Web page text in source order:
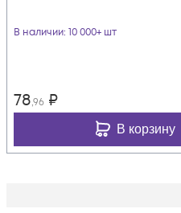
В наличии: 10 000+ шт
78,96 ₽
В корзину